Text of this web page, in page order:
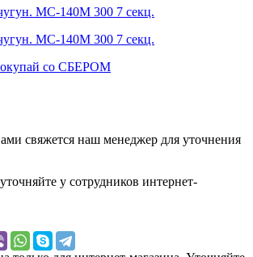
свяжется наш менеджер для уточнения
у сотрудников интернет-